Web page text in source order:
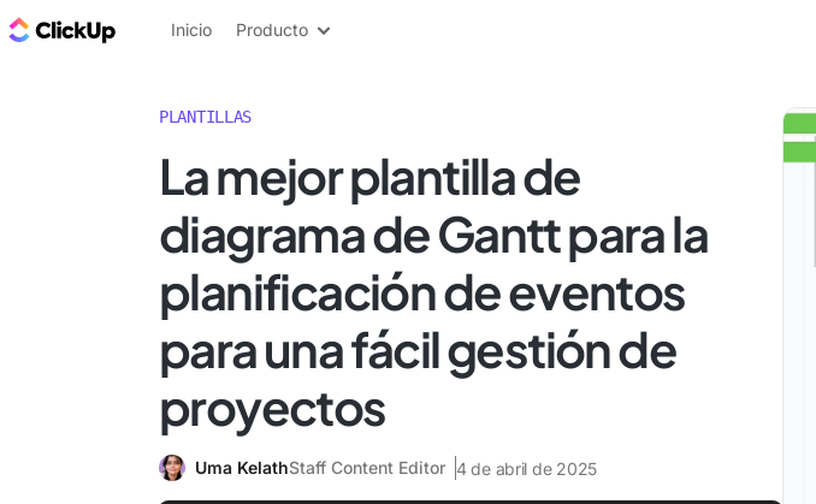
ClickUp Blog
Inicio Producto
PLANTILLAS
La mejor plantilla de
diagrama de Gantt para la
planificación de eventos
para una fácil gestión de
proyectos
Uma KelathStaff Content Editor 4 de abril de 2025